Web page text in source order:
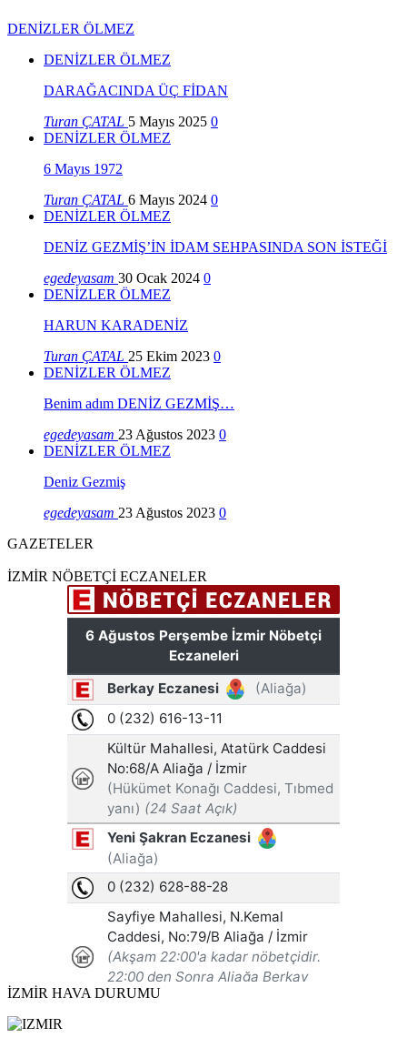
DENİZLER ÖLMEZ
DENİZLER ÖLMEZ
DARAĞACINDA ÜÇ FİDAN
Turan ÇATAL 5 Mayıs 2025 0
DENİZLER ÖLMEZ
6 Mayıs 1972
Turan ÇATAL 6 Mayıs 2024 0
DENİZLER ÖLMEZ
DENİZ GEZMİŞ’İN İDAM SEHPASINDA SON İSTEĞİ
egedeyasam 30 Ocak 2024 0
DENİZLER ÖLMEZ
HARUN KARADENİZ
Turan ÇATAL 25 Ekim 2023 0
DENİZLER ÖLMEZ
Benim adım DENİZ GEZMİŞ…
egedeyasam 23 Ağustos 2023 0
DENİZLER ÖLMEZ
Deniz Gezmiş
egedeyasam 23 Ağustos 2023 0
GAZETELER
İZMİR NÖBETÇİ ECZANELER
İZMİR HAVA DURUMU